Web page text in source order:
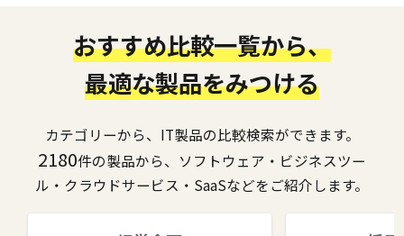
おすすめ比較一覧から、
最適な製品をみつける
カテゴリーから、IT製品の比較検索ができます。
2180件の製品から、ソフトウェア・ビジネスツー
ル・クラウドサービス・SaaSなどをご紹介します。